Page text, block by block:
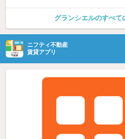
グランシエルのすべて
ニフティ不動産
賃貸アプリ